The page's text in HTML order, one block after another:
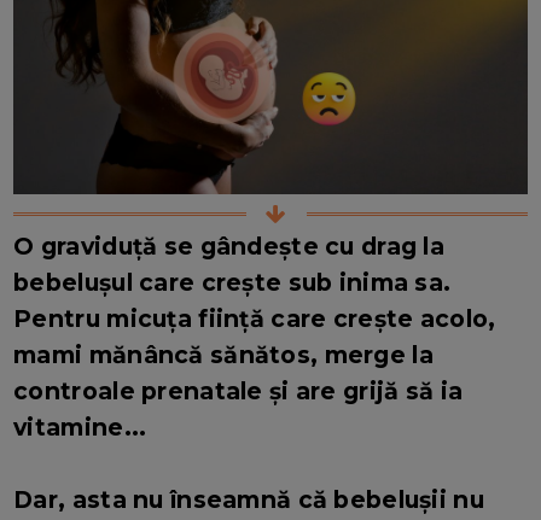
O graviduță se gândește cu drag la
bebelușul care crește sub inima sa.
Pentru micuța ființă care crește acolo,
mami mănâncă sănătos, merge la
controale prenatale și are grijă să ia
vitamine...
Dar, asta nu înseamnă că bebelușii nu